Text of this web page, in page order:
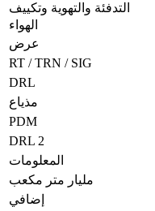
التدفئة والتهوية وتكييف
الهواء
عرض
RT / TRN / SIG
DRL
مذياع
PDM
DRL 2
المعلومات
مليار متر مكعب
إضافي